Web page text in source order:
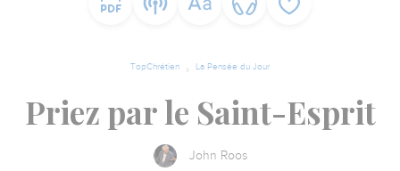
TopChrétien La Pensée du Jour
Priez par le Saint-Esprit
John Roos